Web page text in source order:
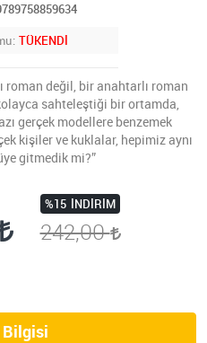
TÜKENDİ
değil, bir anahtarlı roman
sahteleştiği bir ortamda,
gerçek modellere benzemek
kişiler ve kuklalar, hepimiz aynı
gitmedik mi?”
%15 İNDIRIM
242,00
Bilgisi